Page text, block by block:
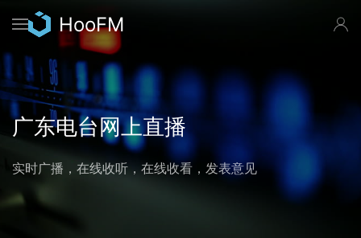
转
到
主
要
内
HooFM
广东电台网上直播
实时广播，在线收听，在线收看，发表意见